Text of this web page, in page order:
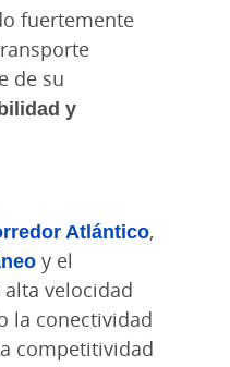
fuertemente
de su
y
Atlántico,
y el
velocidad
la conectividad
competitividad